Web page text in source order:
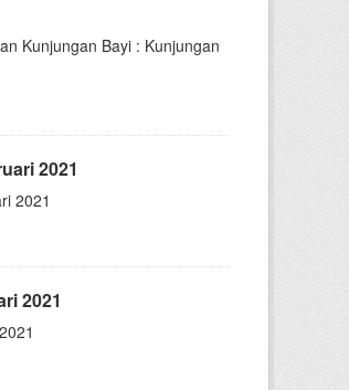
Kunjungan Bayi : Kunjungan
2021
2021
2021